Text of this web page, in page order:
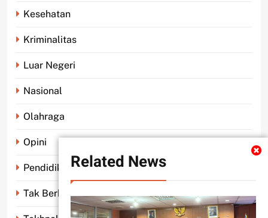
Related News
Kesehatan
Kriminalitas
Luar Negeri
Nasional
Olahraga
Opini
Pendidikan
Tak Berkategori